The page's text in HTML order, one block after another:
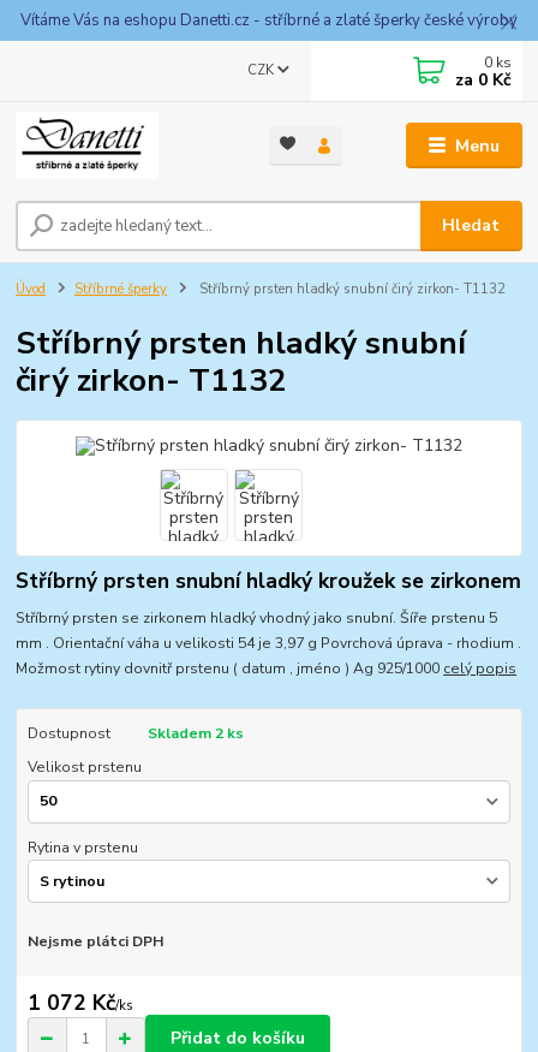
Vítáme Vás na eshopu Danetti.cz - stříbrné a zlaté šperky české výroby
Menu
CZK
Hledat
0 ks
za 0 Kč
Úvod Stříbrné šperky Stříbrný prsten hladký snubní čirý zirkon- T1132
Stříbrný prsten hladký snubní
čirý zirkon- T1132
Stříbrný prsten snubní hladký kroužek se zirkonem
Stříbrný prsten se zirkonem hladký vhodný jako snubní. Šíře prstenu 5
mm . Orientační váha u velikosti 54 je 3,97 g Povrchová úprava - rhodium .
Možmost rytiny dovnitř prstenu ( datum , jméno ) Ag 925/1000 celý popis
Dostupnost
Skladem 2 ks
Velikost prstenu
Rytina v prstenu
Nejsme plátci DPH
1 072 Kč/ks
Přidat do košíku